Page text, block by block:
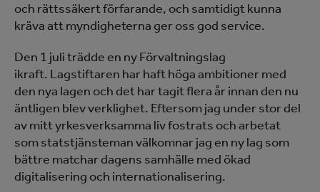
och rättssäkert förfarande, och samtidigt kunna
kräva att myndigheterna ger oss god service.
Den 1 juli trädde en ny Förvaltningslag
ikraft. Lagstiftaren har haft höga ambitioner med
den nya lagen och det har tagit flera år innan den nu
äntligen blev verklighet. Eftersom jag under stor del
av mitt yrkesverksamma liv fostrats och arbetat
som statstjänsteman välkomnar jag en ny lag som
bättre matchar dagens samhälle med ökad
digitalisering och internationalisering.